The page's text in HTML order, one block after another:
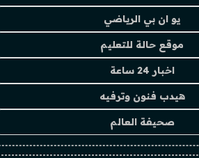
يو ان بي الرياضي
موقع حالة للتعليم
اخبار 24 ساعة
هيدب فنون وترفيه
صحيفة العالم